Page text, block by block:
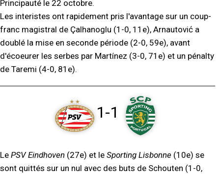
Principauté le 22 octobre.
Les interistes ont rapidement pris l'avantage sur un coup-
franc magistral de Çalhanoglu (1-0, 11e), Arnautović a
doublé la mise en seconde période (2-0, 59e), avant
d'écoeurer les serbes par Martínez (3-0, 71e) et un pénalty
de Taremi (4-0, 81e).
1-1
Le PSV Eindhoven (27e) et le Sporting Lisbonne (10e) se
sont quittés sur un nul avec des buts de Schouten (1-0,